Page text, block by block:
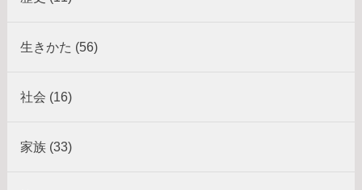
生きかた (56)
社会 (16)
家族 (33)